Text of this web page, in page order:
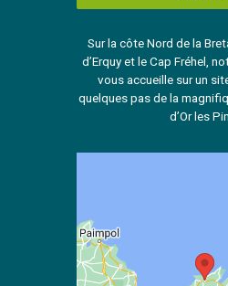
Sur la côte Nord de la
d’Erquy et le Cap Fréhel,
vous accueille sur un
quelques pas de la
d’Or les